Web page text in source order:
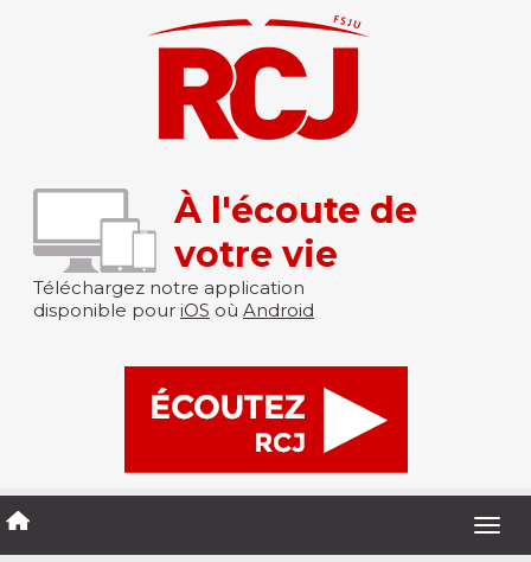
À l'écoute de
votre vie
Téléchargez notre application
disponible pour iOS où Android